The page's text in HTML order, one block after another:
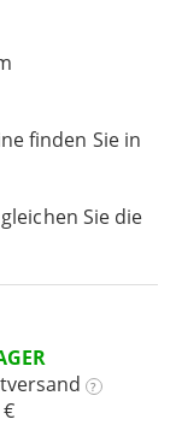
finden Sie in
Sie die
?